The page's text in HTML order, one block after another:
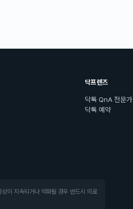
닥프렌즈
닥톡 QnA 전문가
닥톡 예약
이 지속되거나 악화될 경우 반드시 의료